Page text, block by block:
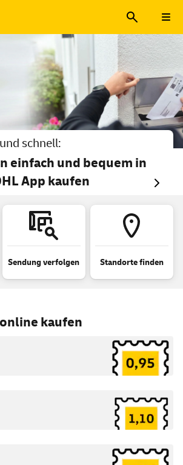
– Die Post für
schnell:
einfach und bequem in
App kaufen
Sendung verfolgen Standorte finden
online kaufen